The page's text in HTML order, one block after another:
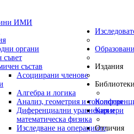
ИМИ
органи
съвет
състав
Асоциирани членове
Алгебра и логика
Анализ, геометрия и топология
Диференциални уравнения и
математическа физика
Изследване на операциите,
Издания
Кариери
Отличия